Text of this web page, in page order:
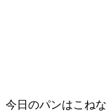
今日のパンはこね